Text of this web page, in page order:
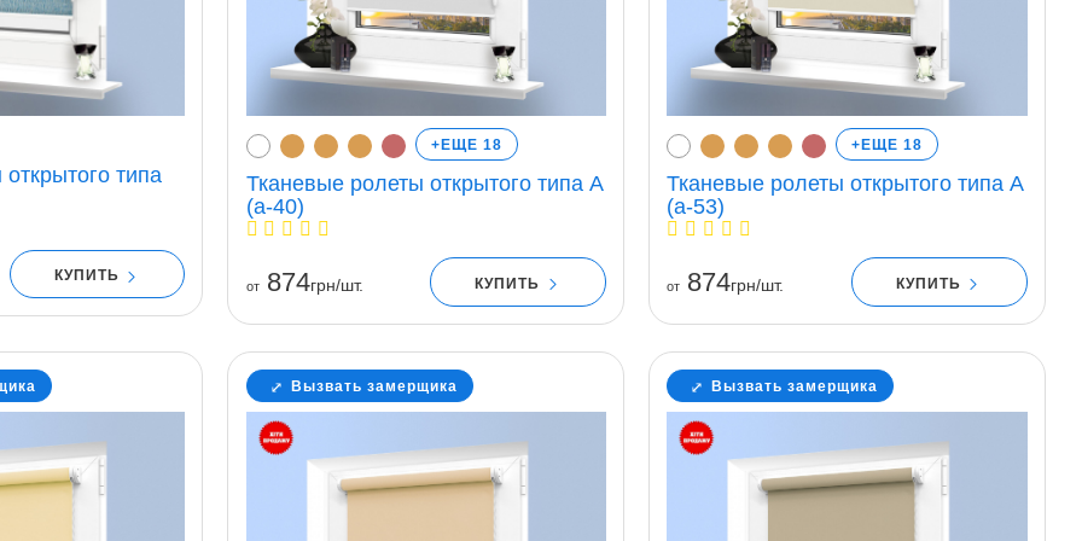
типа
КУПИТЬ
+ЕЩЕ 18
Тканевые ролеты открытого типа A
(a-40)
от874грн/шт. КУПИТЬ
+ЕЩЕ 18
Тканевые ролеты открытого типа A
(a-53)
от 874грн/шт. КУПИТЬ
Вызвать замерщика Вызвать замерщика